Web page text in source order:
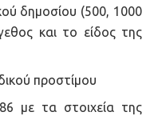
δημοσίου (500, 1000
και το είδος της
προστίμου
με τα στοιχεία της